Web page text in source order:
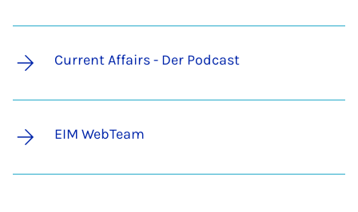
Current Affairs - Der Podcast
EIM WebTeam